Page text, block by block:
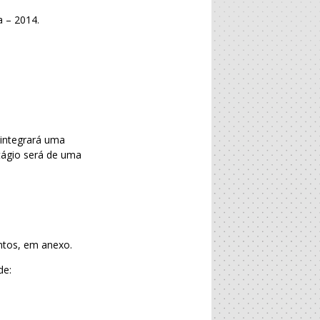
– 2014.
uma
será de uma
em anexo.